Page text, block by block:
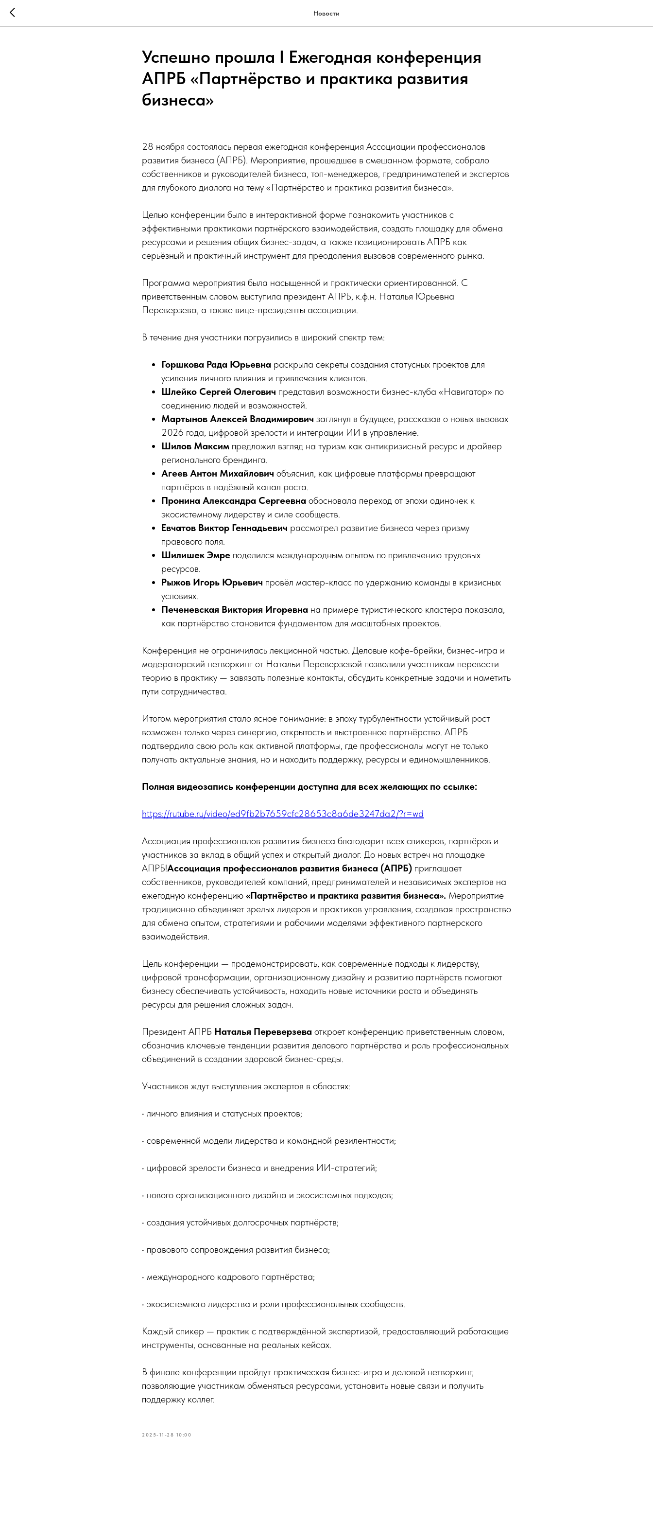
Новости
Успешно прошла I Ежегодная конференция
АПРБ «Партнёрство и практика развития
бизнеса»
28 ноября состоялась первая ежегодная конференция Ассоциации профессионалов
развития бизнеса (АПРБ). Мероприятие, прошедшее в смешанном формате, собрало
собственников и руководителей бизнеса, топ-менеджеров, предпринимателей и экспертов
для глубокого диалога на тему «Партнёрство и практика развития бизнеса».
Целью конференции было в интерактивной форме познакомить участников с
эффективными практиками партнёрского взаимодействия, создать площадку для обмена
ресурсами и решения общих бизнес-задач, а также позиционировать АПРБ как
серьёзный и практичный инструмент для преодоления вызовов современного рынка.
Программа мероприятия была насыщенной и практически ориентированной. С
приветственным словом выступила президент АПРБ, к.ф.н. Наталья Юрьевна
Переверзева, а также вице-президенты ассоциации.
В течение дня участники погрузились в широкий спектр тем:
Горшкова Рада Юрьевна раскрыла секреты создания статусных проектов для
усиления личного влияния и привлечения клиентов.
Шлейко Сергей Олегович представил возможности бизнес-клуба «Навигатор» по
соединению людей и возможностей.
Мартынов Алексей Владимирович заглянул в будущее, рассказав о новых вызовах
2026 года, цифровой зрелости и интеграции ИИ в управление.
Шилов Максим предложил взгляд на туризм как антикризисный ресурс и драйвер
регионального брендинга.
Агеев Антон Михайлович объяснил, как цифровые платформы превращают
партнёров в надёжный канал роста.
Пронина Александра Сергеевна обосновала переход от эпохи одиночек к
экосистемному лидерству и силе сообществ.
Евчатов Виктор Геннадьевич рассмотрел развитие бизнеса через призму
правового поля.
Шилишек Эмре поделился международным опытом по привлечению трудовых
ресурсов.
Рыжов Игорь Юрьевич провёл мастер-класс по удержанию команды в кризисных
условиях.
Печеневская Виктория Игоревна на примере туристического кластера показала,
как партнёрство становится фундаментом для масштабных проектов.
Конференция не ограничилась лекционной частью. Деловые кофе-брейки, бизнес-игра и
модераторский нетворкинг от Натальи Переверзевой позволили участникам перевести
теорию в практику — завязать полезные контакты, обсудить конкретные задачи и наметить
пути сотрудничества.
Итогом мероприятия стало ясное понимание: в эпоху турбулентности устойчивый рост
возможен только через синергию, открытость и выстроенное партнёрство. АПРБ
подтвердила свою роль как активной платформы, где профессионалы могут не только
получать актуальные знания, но и находить поддержку, ресурсы и единомышленников.
Полная видеозапись конференции доступна для всех желающих по ссылке:
https://rutube.ru/video/ed9fb2b7659cfc28653c8a6de3247da2/?r=wd
Ассоциация профессионалов развития бизнеса благодарит всех спикеров, партнёров и
участников за вклад в общий успех и открытый диалог. До новых встреч на площадке
АПРБ!Ассоциация профессионалов развития бизнеса (АПРБ) приглашает
собственников, руководителей компаний, предпринимателей и независимых экспертов на
ежегодную конференцию «Партнёрство и практика развития бизнеса». Мероприятие
традиционно объединяет зрелых лидеров и практиков управления, создавая пространство
для обмена опытом, стратегиями и рабочими моделями эффективного партнерского
взаимодействия.
Цель конференции — продемонстрировать, как современные подходы к лидерству,
цифровой трансформации, организационному дизайну и развитию партнёрств помогают
бизнесу обеспечивать устойчивость, находить новые источники роста и объединять
ресурсы для решения сложных задач.
Президент АПРБ Наталья Переверзева откроет конференцию приветственным словом,
обозначив ключевые тенденции развития делового партнёрства и роль профессиональных
объединений в создании здоровой бизнес-среды.
Участников ждут выступления экспертов в областях:
• личного влияния и статусных проектов;
• современной модели лидерства и командной резилентности;
• цифровой зрелости бизнеса и внедрения ИИ-стратегий;
• нового организационного дизайна и экосистемных подходов;
• создания устойчивых долгосрочных партнёрств;
• правового сопровождения развития бизнеса;
• международного кадрового партнёрства;
• экосистемного лидерства и роли профессиональных сообществ.
Каждый спикер — практик с подтверждённой экспертизой, предоставляющий работающие
инструменты, основанные на реальных кейсах.
В финале конференции пройдут практическая бизнес-игра и деловой нетворкинг,
позволяющие участникам обменяться ресурсами, установить новые связи и получить
поддержку коллег.
2025-11-28 10:00